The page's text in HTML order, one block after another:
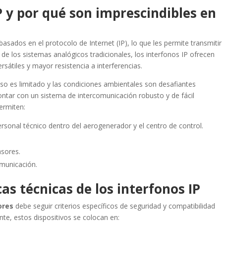
y por qué son imprescindibles en
en el protocolo de Internet (IP), lo que les permite transmitir
los sistemas analógicos tradicionales, los interfonos IP ofrecen
y mayor resistencia a interferencias.
es limitado y las condiciones ambientales son desafiantes
con un sistema de intercomunicación robusto y de fácil
técnico dentro del aerogenerador y el centro de control.
técnicas de los interfonos IP
debe seguir criterios específicos de seguridad y compatibilidad
estos dispositivos se colocan en: